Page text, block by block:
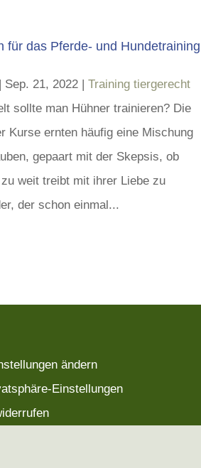
für das Pferde- und Hundetraining
| Sep. 21, 2022 | Training tiergerecht
sollte man Hühner trainieren? Die
Kurse ernten häufig eine Mischung
gepaart mit der Skepsis, ob
weit treibt mit ihrer Liebe zu
der schon einmal...
ändern
Einstellungen